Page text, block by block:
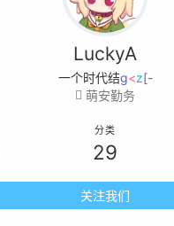
LuckyA
一个时代结束的U!!n
萌安勤务
分类
29
关注我们